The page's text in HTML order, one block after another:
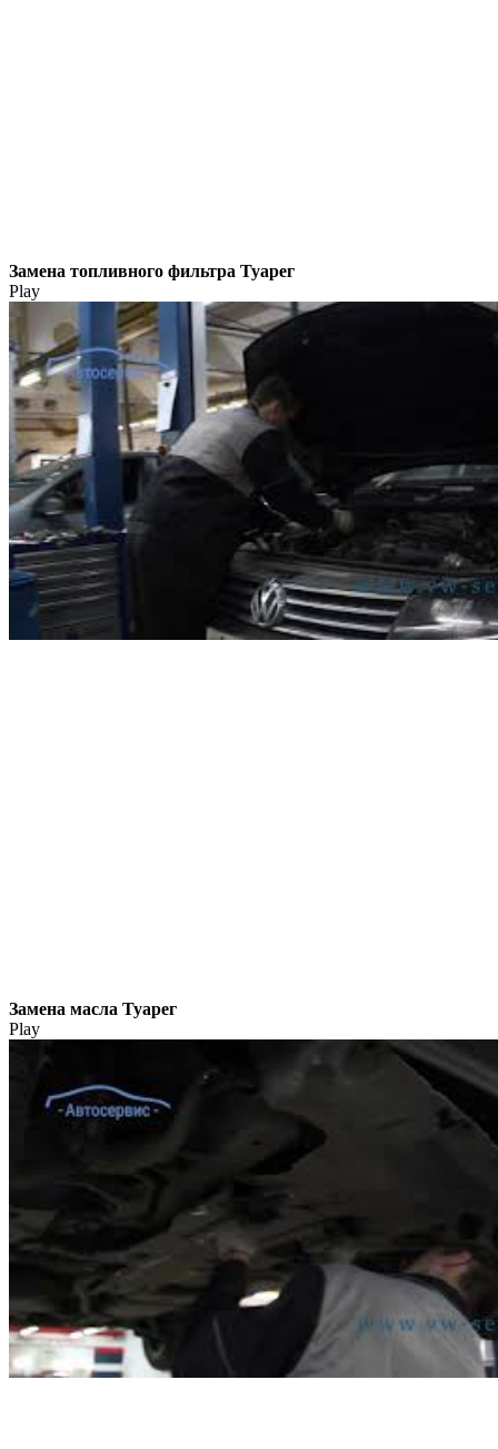
Замена топливного фильтра Туарег
Play
Замена масла Туарег
Play